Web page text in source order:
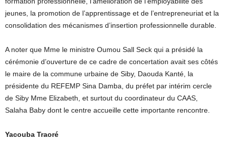
jeunes, la promotion de l’apprentissage et de l’entrepreneuriat et la
consolidation des mécanismes d’insertion professionnelle durable.
A noter que Mme le ministre Oumou Sall Seck qui a présidé la
cérémonie d’ouverture de ce cadre de concertation avait ses côtés
le maire de la commune urbaine de Siby, Daouda Kanté, la
présidente du REFEMP Sina Damba, du préfet par intérim cercle
de Siby Mme Elizabeth, et surtout du coordinateur du CAAS,
Salaha Baby dont le centre accueille cette importante rencontre.
Yacouba Traoré